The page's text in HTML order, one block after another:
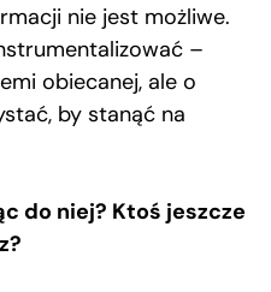
nie jest możliwe.
–
obiecanej, ale o
by stanąć na
do niej? Ktoś jeszcze